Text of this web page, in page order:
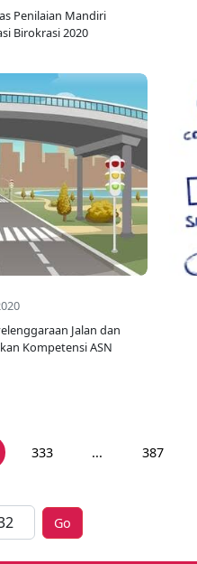
Penilaian Mandiri
Birokrasi 2020
Jalan dan
Kompetensi ASN
333 ... 387
Halaman:
Go